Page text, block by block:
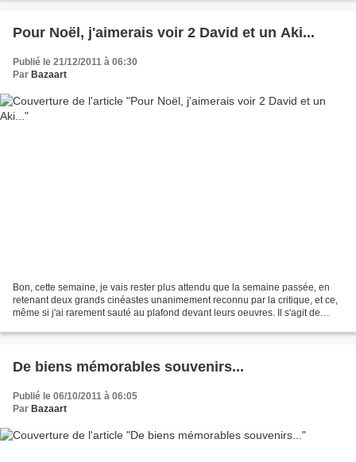
Pour Noël, j'aimerais voir 2 David et un Aki...
Publié le 21/12/2011 à 06:30
Par Bazaart
Bon, cette semaine, je vais rester plus attendu que la semaine passée, en
retenant deux grands cinéastes unanimement reconnu par la critique, et ce,
même si j'ai rarement sauté au plafond devant leurs oeuvres. Il s'agit de
De biens mémorables souvenirs...
Publié le 06/10/2011 à 06:05
Par Bazaart